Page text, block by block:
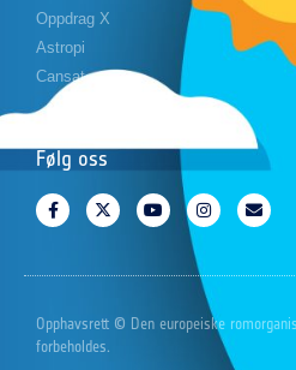
Oppdrag X
Astropi
Cansat
Følg oss
Opphavsrett © Den europeiske
forbeholdes.